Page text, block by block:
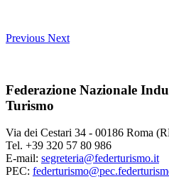
Previous Next
Federazione Nazionale
Turismo
Via dei Cestari 34 - 00186 Roma
Tel. +39 320 57 80 986
E-mail: segreteria@federturismo.it
PEC: